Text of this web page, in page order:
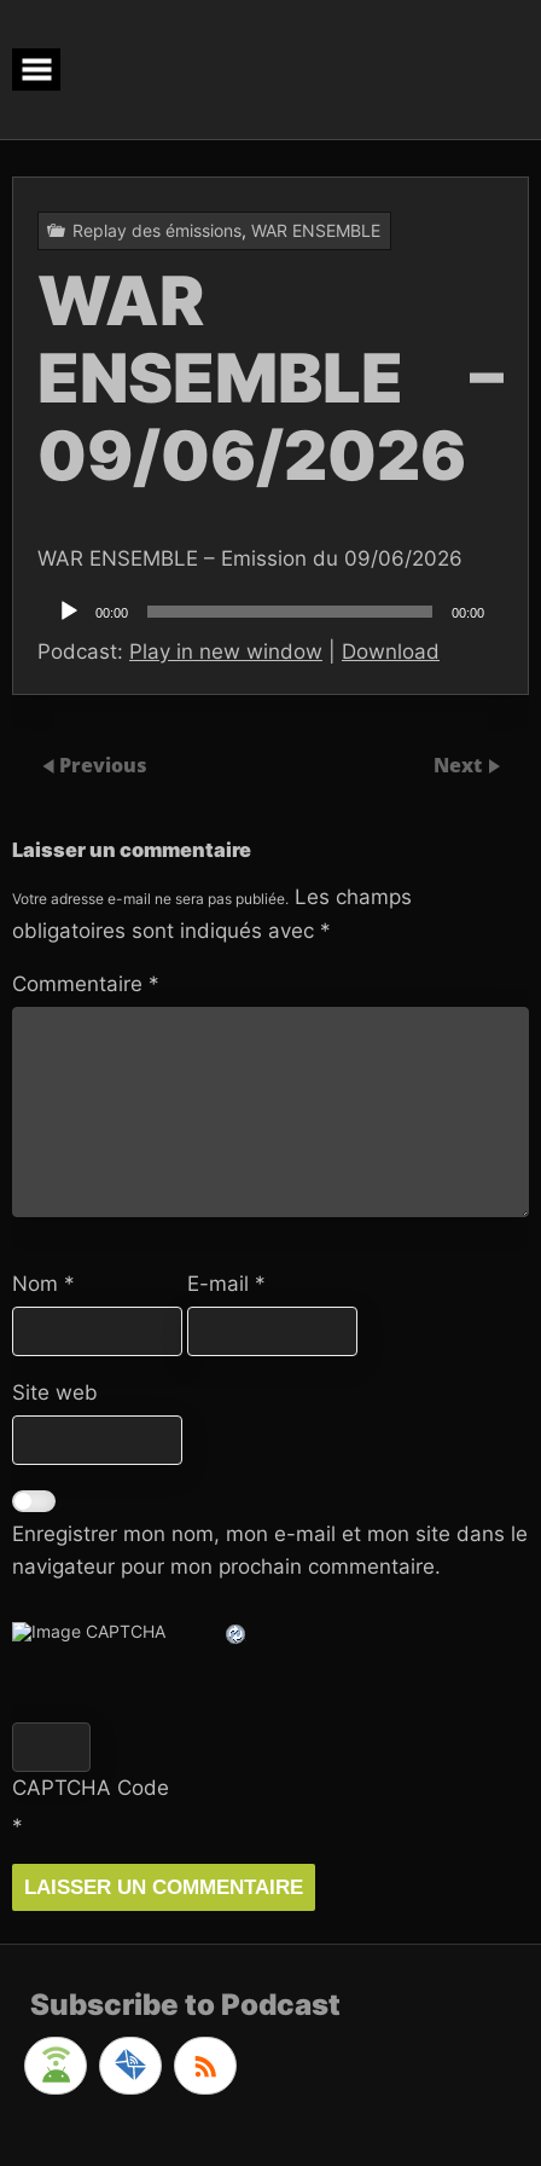
content
Replay des émissions, WAR ENSEMBLE
WAR
ENSEMBLE –
09/06/2026
WAR ENSEMBLE – Emission du 09/06/2026
audio
00:00 00:00
Podcast: Play in new window Download
Previous Next
Laisser un commentaire
Votre adresse e-mail ne sera pas publiée. Les champs
obligatoires sont indiqués avec *
Commentaire *
Nom * E-mail *
Site web
Enregistrer mon nom, mon e-mail et mon site dans le
navigateur pour mon prochain commentaire.
CAPTCHA Code
*
Subscribe to Podcast